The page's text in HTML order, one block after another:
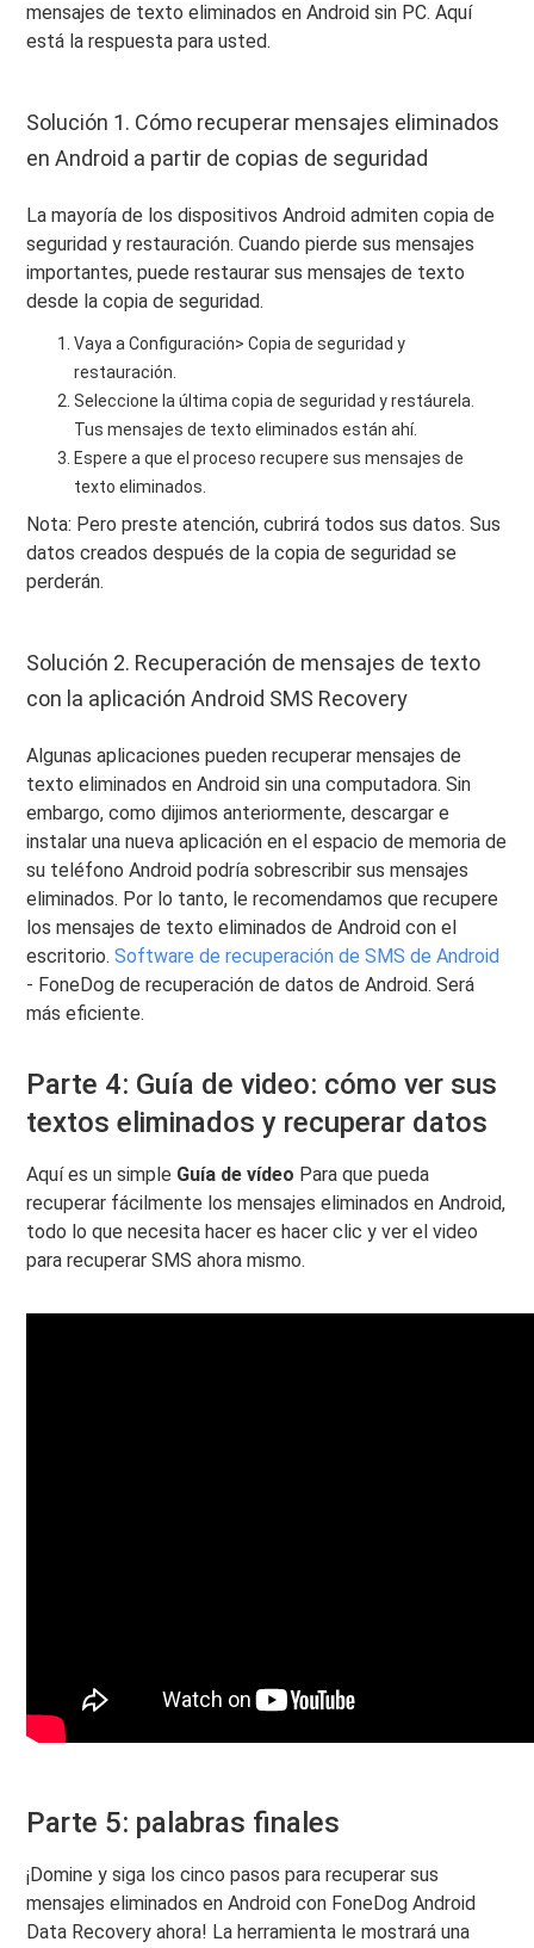
mensajes de texto eliminados en Android sin PC. Aquí
está la respuesta para usted.
Solución 1. Cómo recuperar mensajes eliminados
en Android a partir de copias de seguridad
La mayoría de los dispositivos Android admiten copia de
seguridad y restauración. Cuando pierde sus mensajes
importantes, puede restaurar sus mensajes de texto
desde la copia de seguridad.
Vaya a Configuración> Copia de seguridad y
restauración.
Seleccione la última copia de seguridad y restáurela.
Tus mensajes de texto eliminados están ahí.
Espere a que el proceso recupere sus mensajes de
texto eliminados.
Nota: Pero preste atención, cubrirá todos sus datos. Sus
datos creados después de la copia de seguridad se
perderán.
Solución 2. Recuperación de mensajes de texto
con la aplicación Android SMS Recovery
Algunas aplicaciones pueden recuperar mensajes de
texto eliminados en Android sin una computadora. Sin
embargo, como dijimos anteriormente, descargar e
instalar una nueva aplicación en el espacio de memoria de
su teléfono Android podría sobrescribir sus mensajes
eliminados. Por lo tanto, le recomendamos que recupere
los mensajes de texto eliminados de Android con el
escritorio.Software de recuperación de SMS de Android
- FoneDog de recuperación de datos de Android. Será
más eficiente.
Parte 4: Guía de video: cómo ver sus
textos eliminados y recuperar datos
Aquí es un simple Guía de vídeo Para que pueda
recuperar fácilmente los mensajes eliminados en Android,
todo lo que necesita hacer es hacer clic y ver el video
para recuperar SMS ahora mismo.
Parte 5: palabras finales
¡Domine y siga los cinco pasos para recuperar sus
mensajes eliminados en Android con FoneDog Android
Data Recovery ahora! La herramienta le mostrará una